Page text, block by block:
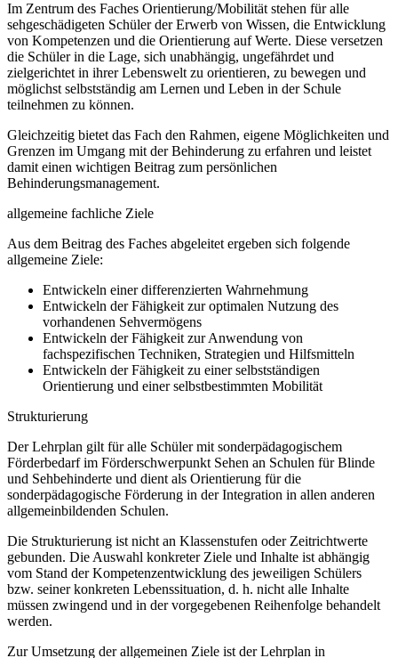
Im Zentrum des Faches Orientierung/Mobilität stehen für alle
sehgeschädigeten Schüler der Erwerb von Wissen, die Entwicklung
von Kompetenzen und die Orientierung auf Werte. Diese versetzen
die Schüler in die Lage, sich unabhängig, ungefährdet und
zielgerichtet in ihrer Lebenswelt zu orientieren, zu bewegen und
möglichst selbstständig am Lernen und Leben in der Schule
teilnehmen zu können.
Gleichzeitig bietet das Fach den Rahmen, eigene Möglichkeiten und
Grenzen im Umgang mit der Behinderung zu erfahren und leistet
damit einen wichtigen Beitrag zum persönlichen
Behinderungsmanagement.
allgemeine fachliche Ziele
Aus dem Beitrag des Faches abgeleitet ergeben sich folgende
allgemeine Ziele:
Entwickeln einer differenzierten Wahrnehmung
Entwickeln der Fähigkeit zur optimalen Nutzung des
vorhandenen Sehvermögens
Entwickeln der Fähigkeit zur Anwendung von
fachspezifischen Techniken, Strategien und Hilfsmitteln
Entwickeln der Fähigkeit zu einer selbstständigen
Orientierung und einer selbstbestimmten Mobilität
Strukturierung
Der Lehrplan gilt für alle Schüler mit sonderpädagogischem
Förderbedarf im Förderschwerpunkt Sehen an Schulen für Blinde
und Sehbehinderte und dient als Orientierung für die
sonderpädagogische Förderung in der Integration in allen anderen
allgemeinbildenden Schulen.
Die Strukturierung ist nicht an Klassenstufen oder Zeitrichtwerte
gebunden. Die Auswahl konkreter Ziele und Inhalte ist abhängig
vom Stand der Kompetenzentwicklung des jeweiligen Schülers
bzw. seiner konkreten Lebenssituation, d. h. nicht alle Inhalte
müssen zwingend und in der vorgegebenen Reihenfolge behandelt
werden.
Zur Umsetzung der allgemeinen Ziele ist der Lehrplan in